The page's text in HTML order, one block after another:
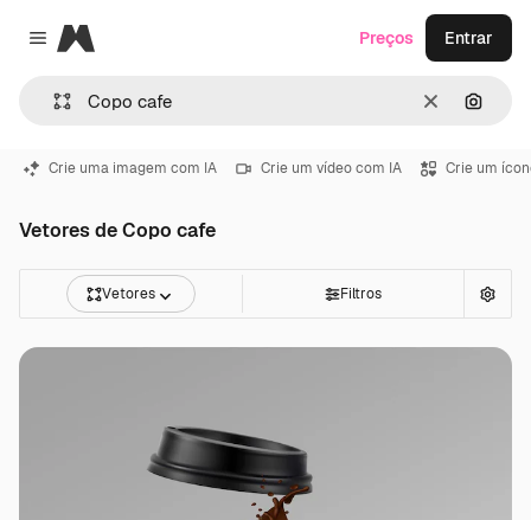
Close menu
Magnific
Limpar
Preços Entrar
Crie uma imagem com IA Crie um vídeo com IA Crie um
Vetores de Copo cafe
Vetores Filtros